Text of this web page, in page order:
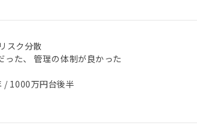
スク分散
った、 管理の体制が良かった
/ 1000万円台後半